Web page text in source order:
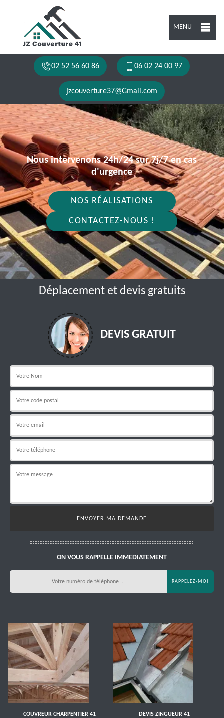
MENU
02 52 56 60 86 06 02 24 00 97
jzcouverture37@Gmail.com
Nous intervenons 24h/24 sur 7j/7 en cas
d'urgence
NOS RÉALISATIONS
CONTACTEZ-NOUS !
Déplacement et devis gratuits
DEVIS GRATUIT
ON VOUS RAPPELLE IMMEDIATEMENT
COUVREUR CHARPENTIER 41 DEVIS ZINGUEUR 41